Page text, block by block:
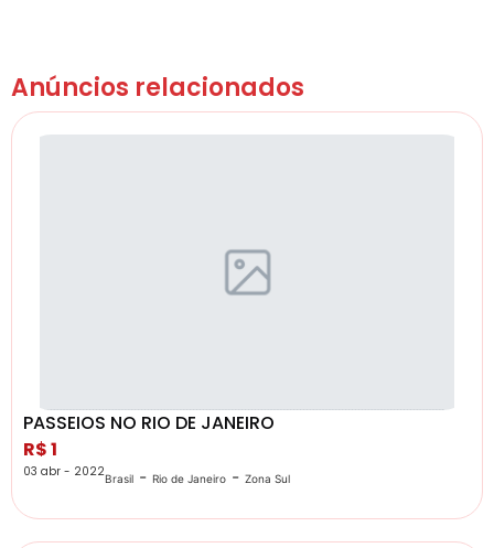
Anúncios relacionados
PASSEIOS NO RIO DE JANEIRO
R$ 1
03 abr - 2022Brasil - Rio de Janeiro - Zona Sul